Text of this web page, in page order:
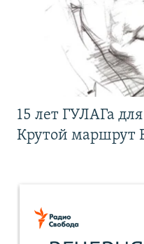
15 лет ГУЛАГа
Крутой маршрут